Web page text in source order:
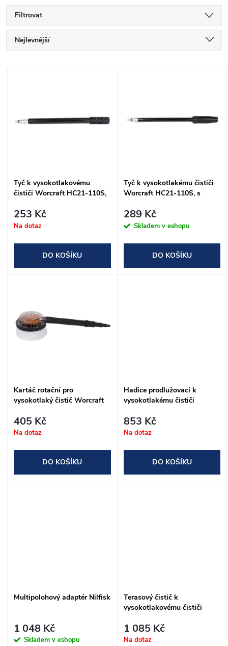
Filtrovat
Ř
e
p
o
d
k
Nejlevnější
p
s
p
k
ů
Tyč k vysokotlakovému
čističi Worcraft HC21-110S,
253 Kč
Na dotaz
DO KOŠÍKU
Tyč k vysokotlakému čističi
Worcraft HC21-110S, s
289 Kč
Skladem v eshopu
DO KOŠÍKU
Kartáč rotační pro
vysokotlaký čistič Worcraft
405 Kč
Na dotaz
DO KOŠÍKU
Hadice prodlužovací k
vysokotlakému čističi
853 Kč
Na dotaz
DO KOŠÍKU
Multipolohový adaptér Nilfisk
1 048 Kč
Skladem v eshopu
Terasový čistič k
vysokotlakovému čističi
1 085 Kč
Na dotaz